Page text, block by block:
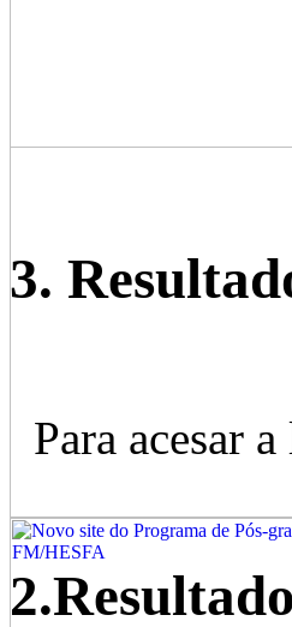
3.
Para acesar